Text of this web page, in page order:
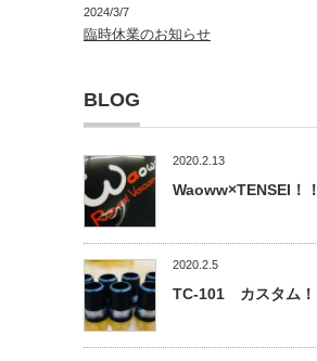
2024/3/7
臨時休業のお知らせ
BLOG
2020.2.13
Waoww×TENSEI！！
2020.2.5
TC-101 カスタム！